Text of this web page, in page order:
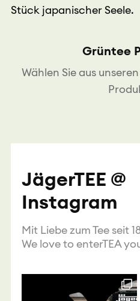
Stück japanischer Seele.
Grüntee
Wählen Sie aus
JägerTEE @
Instagram
Mit Liebe zum Tee seit
We love to enterTEA